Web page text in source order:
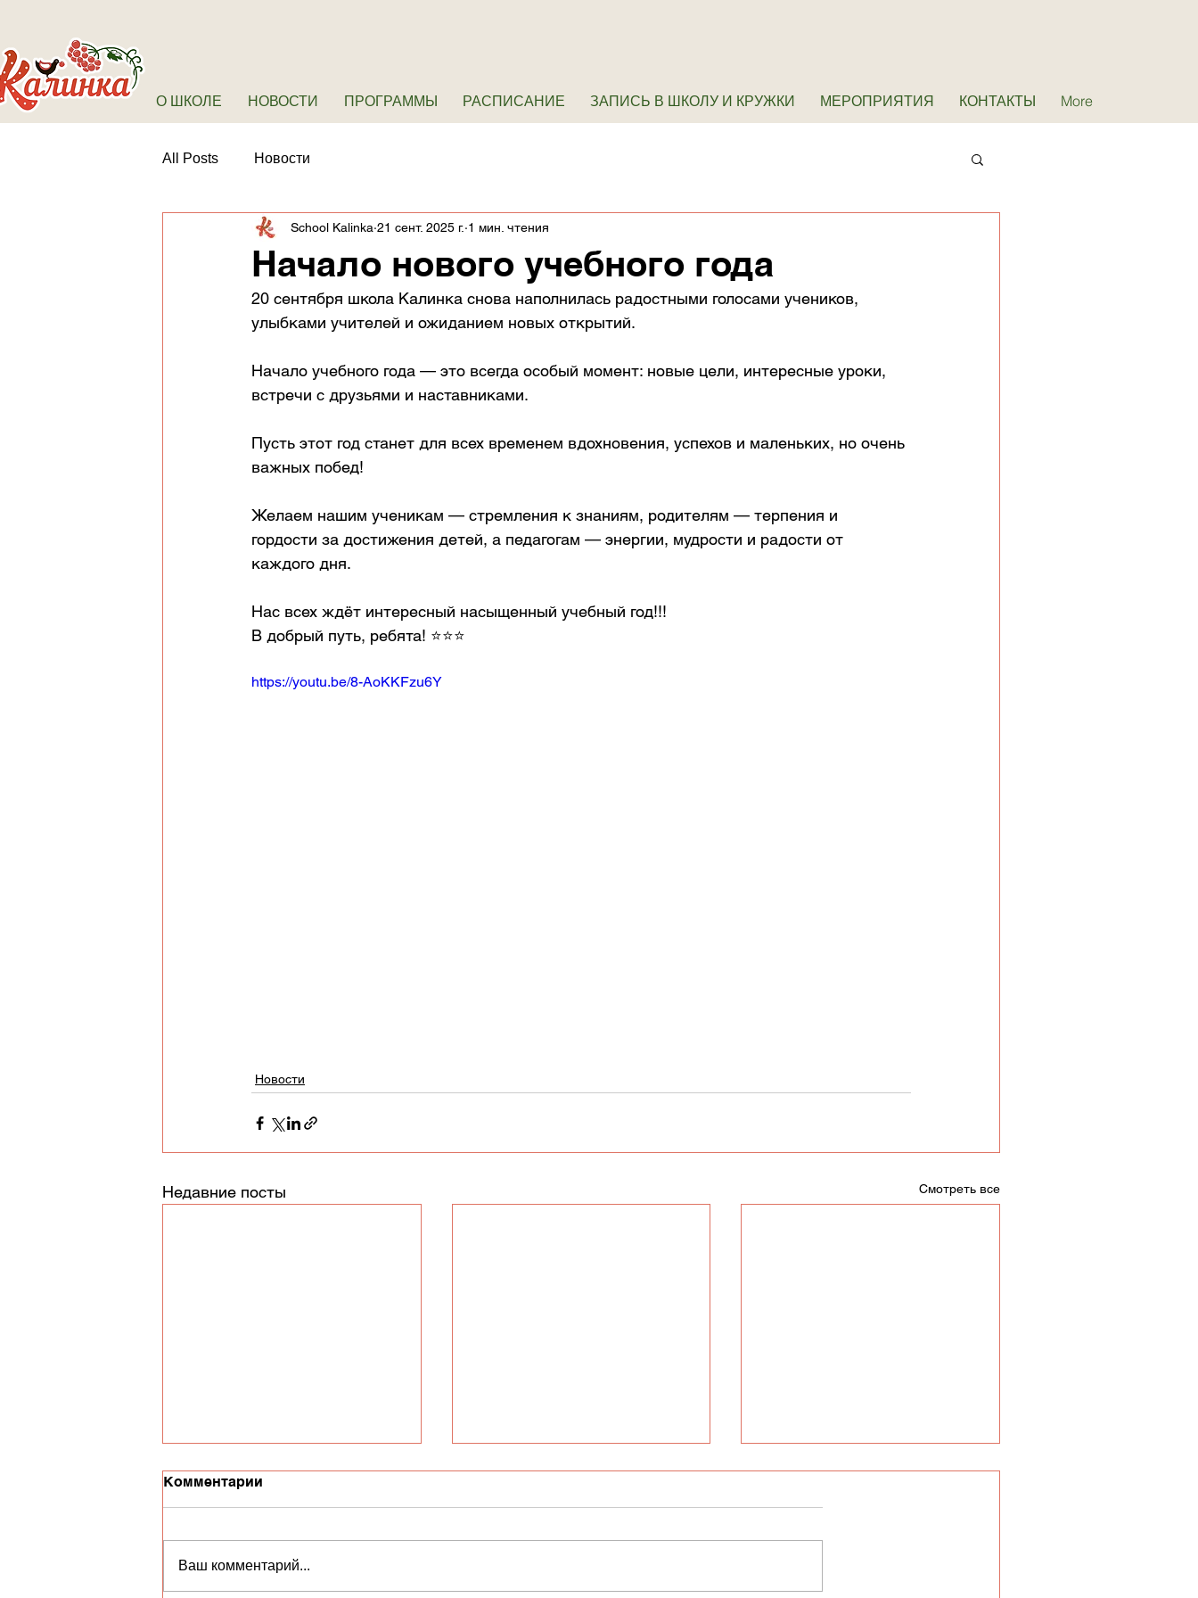
О ШКОЛЕ НОВОСТИ ПРОГРАММЫ РАСПИСАНИЕ ЗАПИСЬ В ШКОЛУ И КРУЖКИ МЕРОПРИЯТИЯ КОНТАКТЫ More
All Posts Новости
Начало нового учебного года
School Kalinka 21 сент. 2025 г. 1 мин. чтения
20 сентября школа Калинка снова наполнилась радостными голосами учеников,
улыбками учителей и ожиданием новых открытий.
Начало учебного года — это всегда особый момент: новые цели, интересные уроки,
встречи с друзьями и наставниками.
Пусть этот год станет для всех временем вдохновения, успехов и маленьких, но очень
важных побед!
Желаем нашим ученикам — стремления к знаниям, родителям — терпения и
гордости за достижения детей, а педагогам — энергии, мудрости и радости от
каждого дня.
Нас всех ждёт интересный насыщенный учебный год!!!
В добрый путь, ребята! ⭐️⭐️⭐️
https://youtu.be/8-AoKKFzu6Y
Новости
Недавние посты Смотреть все
Комментарии
Ваш комментарий...